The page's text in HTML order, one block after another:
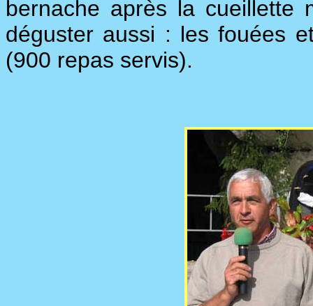
bernache après la cueillette
déguster aussi : les fouées
(900 repas servis).